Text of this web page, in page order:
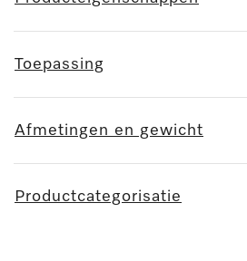
Toepassing
Afmetingen en gewicht
Productcategorisatie